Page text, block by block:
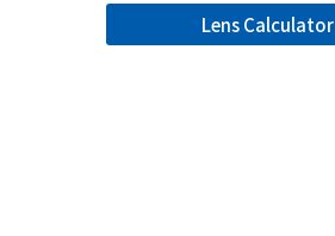
Lens Calculator